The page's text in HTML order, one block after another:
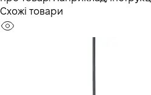
Схожі товари